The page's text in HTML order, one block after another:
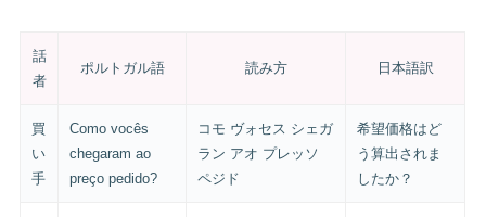
話
者
ポルトガル語 読み方 日本語訳
買
い
手
Como vocês
chegaram ao
preço pedido?
コモ ヴォセス シェガ
ラン アオ プレッソ
ペジド
希望価格はど
う算出されま
したか？